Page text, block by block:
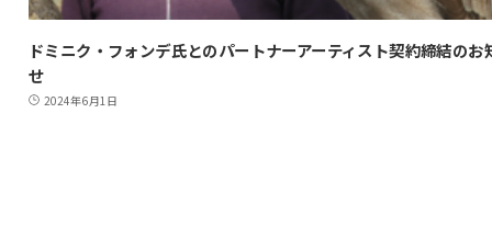
ドミニク・フォンデ氏とのパートナーアーティスト契約締結のお
せ
2024年6月1日